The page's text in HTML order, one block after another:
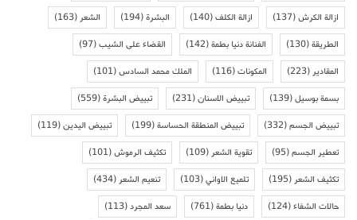
ازالة الكرش(137) ازالة الكلف(140) البشرة(194) الشعر(163)
الطريقة(130) الفنانة دنيا بطمة(142) القضاء على الشيب(97)
المقادير(223) المكونات(116) الملك محمد السادس(101)
بسمة بوسيل(139) تبييض الاسنان(231) تبييض البشرة(559)
تبييض الجسم(332) تبييض المنطقة الحساسة(199) تبييض اليدين(119)
تعطير الجسم(95) تقوية الشعر(109) تكثيف الرموش(101)
تكثيف الشعر(195) تلميع الاواني(103) تنعيم الشعر(434)
حالات الشفاء(124) دنيا بطمة(761) سعد المجرد(113)